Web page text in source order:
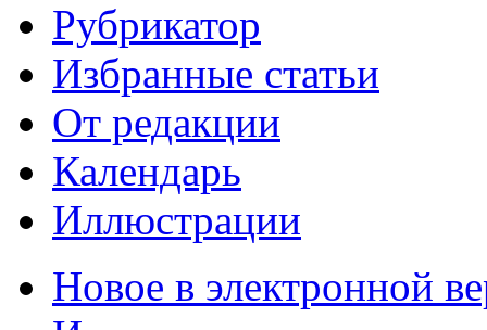
Рубрикатор
Избранные статьи
От редакции
Календарь
Иллюстрации
Новое в электронной